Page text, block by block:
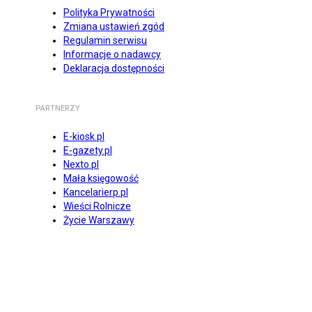
Polityka Prywatności
Zmiana ustawień zgód
Regulamin serwisu
Informacje o nadawcy
Deklaracja dostępności
PARTNERZY
E-kiosk.pl
E-gazety.pl
Nexto.pl
Mała księgowość
Kancelarierp.pl
Wieści Rolnicze
Życie Warszawy